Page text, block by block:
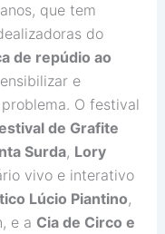
que tem
do
de repúdio ao
e
O festival
de Grafite
Surda, Lory
vivo e interativo
Lúcio Piantino,
e a Cia de Circo e